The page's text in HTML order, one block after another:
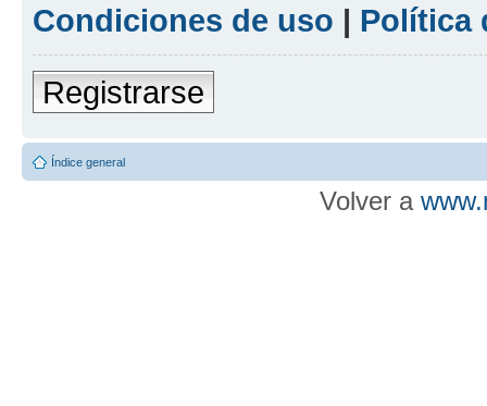
Condiciones de uso | Política
Registrarse
Índice general
Volver a